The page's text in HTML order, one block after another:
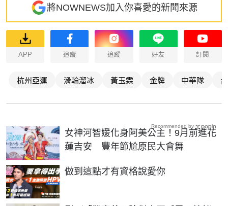
將NOWNEWS加入你喜愛的新聞來源
APP 追蹤 追蹤 好友 訂閱
杭州亞運 滑輪溜冰 黃玉霖 金牌 中華隊
女神河智媛化身阿美公主！9月前進花
蓮吉安 豐年節尬原民大會舞
做到這點才有資格說愛你
PR
Recommended by